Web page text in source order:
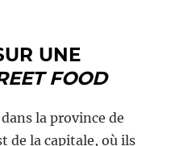
UNE
FOOD
la province de
de la capitale, où ils